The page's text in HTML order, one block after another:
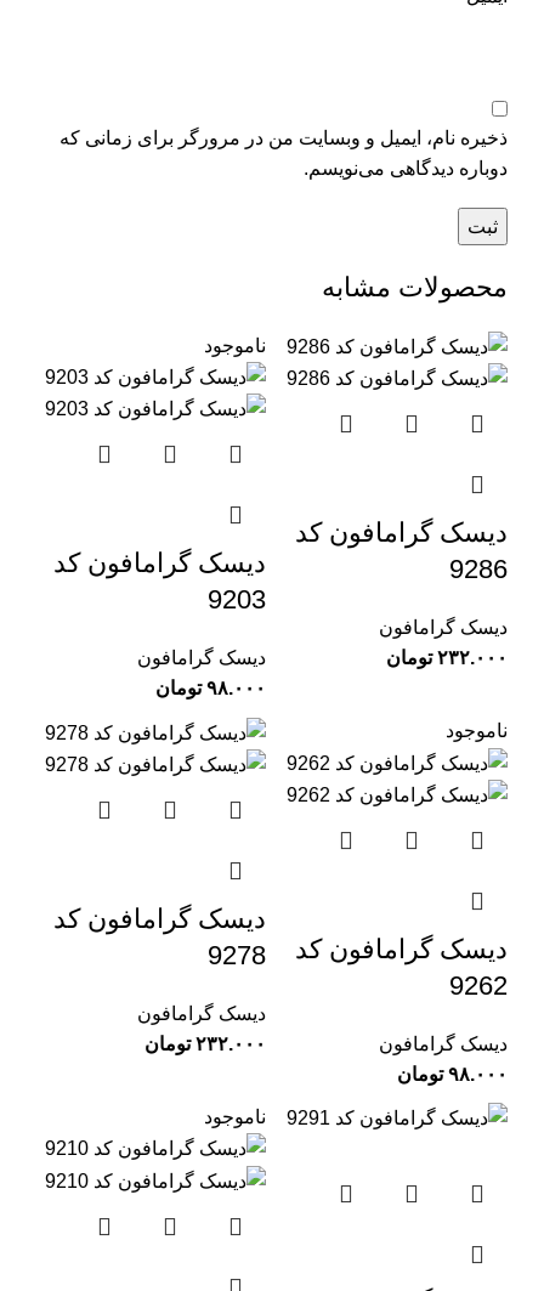
ذخیره نام، ایمیل و وبسایت من در مرورگر برای زمانی که
دوباره دیدگاهی می‌نویسم.
محصولات مشابه
دیسک گرامافون کد
9286
دیسک گرامافون
تومان
ناموجود
دیسک گرامافون کد
9203
دیسک گرامافون
تومان
ناموجود
دیسک گرامافون کد
9262
دیسک گرامافون
تومان
دیسک گرامافون کد
9278
دیسک گرامافون
تومان
ناموجود